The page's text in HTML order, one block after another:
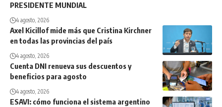
PRESIDENTE MUNDIAL
4 agosto, 2026
Axel Kicillof mide más que Cristina Kirchner
en todas las provincias del país
4 agosto, 2026
Cuenta DNI renueva sus descuentos y
beneficios para agosto
4 agosto, 2026
ESAVI: cómo funciona el sistema argentino